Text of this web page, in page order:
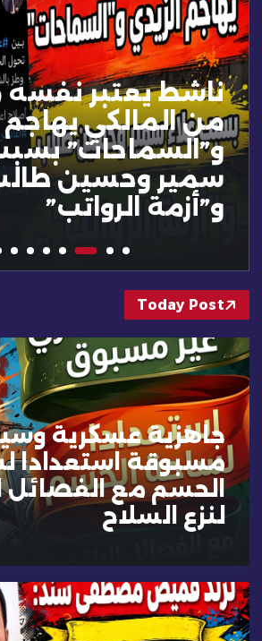
ناشط يعتبر نفسه
من المالكي يهاجم
و”السماحات”
سمير وحسين
و”أزمة الرواتب”
Today Post
جاهزية عسكرية
مسبوقة استعدادا
الحسم مع الفصائل
لنزع السلاح